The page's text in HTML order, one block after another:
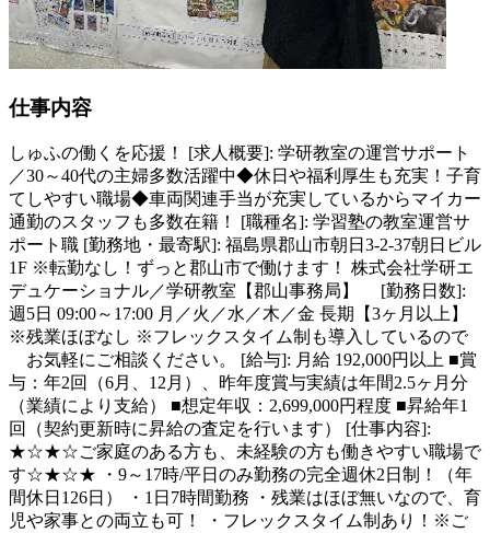
仕事内容
しゅふの働くを応援！ [求人概要]: 学研教室の運営サポート
／30～40代の主婦多数活躍中◆休日や福利厚生も充実！子育
てしやすい職場◆車両関連手当が充実しているからマイカー
通勤のスタッフも多数在籍！ [職種名]: 学習塾の教室運営サ
ポート職 [勤務地・最寄駅]: 福島県郡山市朝日3-2-37朝日ビル
1F ※転勤なし！ずっと郡山市で働けます！ 株式会社学研エ
デュケーショナル／学研教室【郡山事務局】 [勤務日数]:
週5日 09:00～17:00 月／火／水／木／金 長期【3ヶ月以上】
※残業ほぼなし ※フレックスタイム制も導入しているので
お気軽にご相談ください。 [給与]: 月給 192,000円以上 ■賞
与：年2回（6月、12月）、昨年度賞与実績は年間2.5ヶ月分
（業績により支給） ■想定年収：2,699,000円程度 ■昇給年1
回（契約更新時に昇給の査定を行います） [仕事内容]:
★☆★☆ご家庭のある方も、未経験の方も働きやすい職場で
す☆★☆★ ・9～17時/平日のみ勤務の完全週休2日制！（年
間休日126日） ・1日7時間勤務 ・残業はほぼ無いなので、育
児や家事との両立も可！ ・フレックスタイム制あり！※ご